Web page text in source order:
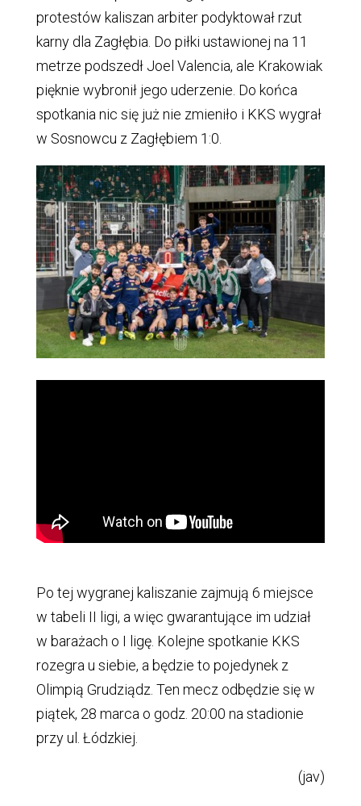
protestów kaliszan arbiter podyktował rzut
karny dla Zagłębia. Do piłki ustawionej na 11
metrze podszedł Joel Valencia, ale Krakowiak
pięknie wybronił jego uderzenie. Do końca
spotkania nic się już nie zmieniło i KKS wygrał
w Sosnowcu z Zagłębiem 1:0.
Po tej wygranej kaliszanie zajmują 6 miejsce
w tabeli II ligi, a więc gwarantujące im udział
w barażach o I ligę. Kolejne spotkanie KKS
rozegra u siebie, a będzie to pojedynek z
Olimpią Grudziądz. Ten mecz odbędzie się w
piątek, 28 marca o godz. 20:00 na stadionie
przy ul. Łódzkiej.
(jav)